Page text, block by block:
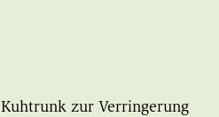
zur Verringerung